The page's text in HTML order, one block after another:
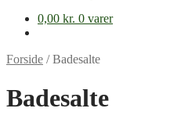
0,00 kr. 0 varer
Forside /Badesalte
Badesalte